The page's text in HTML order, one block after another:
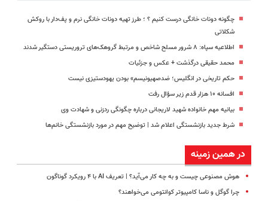
چگونه دونات خانگی درست کنیم ؟ ؛ طرز تهیه دونات خانگی نرم و پف‌دار با روکش
شکلاتی
اطلاعیه سپاه: ۸ شرور مسلح شاخص و مرتبط گروهک‌های تروریستی دستگیر شدند
محمد حقیقی درگذشت + عکس و جزئیات
حکم تاریخی در انگلیس؛ ضدصهیونیسم» بودن یهودستیزی نیست
افسانه ۱۰ هزار قدم زیر سؤال رفت
بیانیه مهم خانواده شهید لاریجانی درباره چگونگی ردزنی و شهادت وی
شرط جدید بازنشستگی اعلام شد | توضیح مهم در مورد بازنشستگی خانم‌ها
در همین زمینه
هوش مصنوعی چیست و به چه کار می‌آید؟ | تعریف AI با ۴ رویکرد گوناگون
چرا گوگل و ناسا کامپیوتر کوانتومی می‌خواهند؟